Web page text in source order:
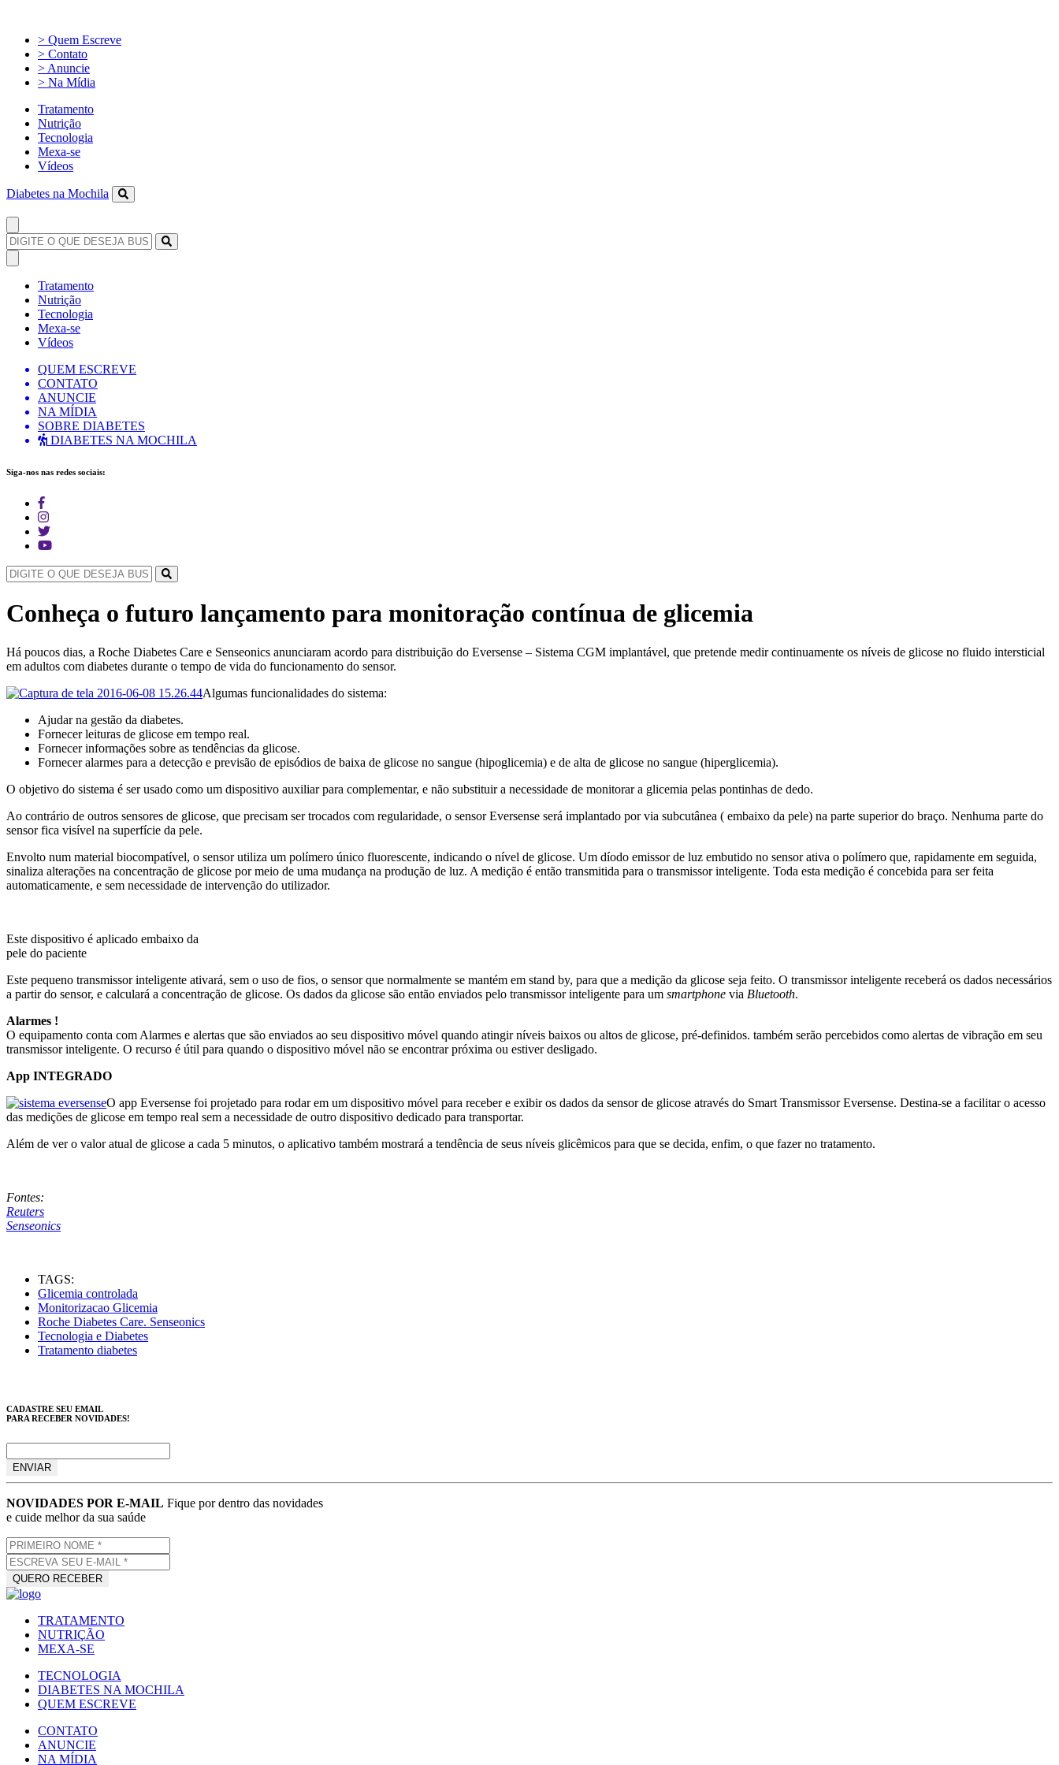
> Quem Escreve
> Contato
> Anuncie
> Na Mídia
Tratamento
Nutrição
Tecnologia
Mexa-se
Vídeos
Diabetes na Mochila
Tratamento
Nutrição
Tecnologia
Mexa-se
Vídeos
QUEM ESCREVE
CONTATO
ANUNCIE
NA MÍDIA
SOBRE DIABETES
DIABETES NA MOCHILA
Siga-nos nas redes sociais:
Conheça o futuro lançamento para monitoração contínua de glicemia
Há poucos dias, a Roche Diabetes Care e Senseonics anunciaram acordo para distribuição do Eversense – Sistema CGM implantável, que pretende medir continuamente os níveis de glicose no fluido intersticial
em adultos com diabetes durante o tempo de vida do funcionamento do sensor.
Algumas funcionalidades do sistema:
Ajudar na gestão da diabetes.
Fornecer leituras de glicose em tempo real.
Fornecer informações sobre as tendências da glicose.
Fornecer alarmes para a detecção e previsão de episódios de baixa de glicose no sangue (hipoglicemia) e de alta de glicose no sangue (hiperglicemia).
O objetivo do sistema é ser usado como um dispositivo auxiliar para complementar, e não substituir a necessidade de monitorar a glicemia pelas pontinhas de dedo.
Ao contrário de outros sensores de glicose, que precisam ser trocados com regularidade, o sensor Eversense será implantado por via subcutânea ( embaixo da pele) na parte superior do braço. Nenhuma parte do
sensor fica visível na superfície da pele.
Envolto num material biocompatível, o sensor utiliza um polímero único fluorescente, indicando o nível de glicose. Um díodo emissor de luz embutido no sensor ativa o polímero que, rapidamente em seguida,
sinaliza alterações na concentração de glicose por meio de uma mudança na produção de luz. A medição é então transmitida para o transmissor inteligente. Toda esta medição é concebida para ser feita
automaticamente, e sem necessidade de intervenção do utilizador.
Este dispositivo é aplicado embaixo da
pele do paciente
Este pequeno transmissor inteligente ativará, sem o uso de fios, o sensor que normalmente se mantém em stand by, para que a medição da glicose seja feito. O transmissor inteligente receberá os dados necessários
a partir do sensor, e calculará a concentração de glicose. Os dados da glicose são então enviados pelo transmissor inteligente para um smartphone via Bluetooth.
Alarmes !
O equipamento conta com Alarmes e alertas que são enviados ao seu dispositivo móvel quando atingir níveis baixos ou altos de glicose, pré-definidos. também serão percebidos como alertas de vibração em seu
transmissor inteligente. O recurso é útil para quando o dispositivo móvel não se encontrar próxima ou estiver desligado.
App INTEGRADO
O app Eversense foi projetado para rodar em um dispositivo móvel para receber e exibir os dados da sensor de glicose através do Smart Transmissor Eversense. Destina-se a facilitar o acesso
das medições de glicose em tempo real sem a necessidade de outro dispositivo dedicado para transportar.
Além de ver o valor atual de glicose a cada 5 minutos, o aplicativo também mostrará a tendência de seus níveis glicêmicos para que se decida, enfim, o que fazer no tratamento.
Fontes:
Reuters
Senseonics
TAGS:
Glicemia controlada
Monitorizacao Glicemia
Roche Diabetes Care. Senseonics
Tecnologia e Diabetes
Tratamento diabetes
CADASTRE SEU EMAIL
PARA RECEBER NOVIDADES!
NOVIDADES POR E-MAIL Fique por dentro das novidades
e cuide melhor da sua saúde
TRATAMENTO
NUTRIÇÃO
MEXA-SE
TECNOLOGIA
DIABETES NA MOCHILA
QUEM ESCREVE
CONTATO
ANUNCIE
NA MÍDIA